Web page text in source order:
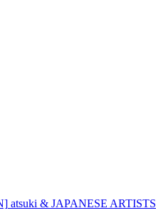
atsuki & JAPANESE ARTISTS